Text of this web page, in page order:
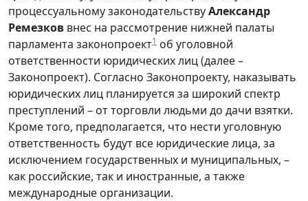
процессуальному законодательствуАлександр
Ремезков внес на рассмотрение нижней палаты
парламента законопроект1 об уголовной
ответственности юридических лиц (далее –
Законопроект). Согласно Законопроекту, наказывать
юридических лиц планируется за широкий спектр
преступлений – от торговли людьми до дачи взятки.
Кроме того, предполагается, что нести уголовную
ответственность будут все юридические лица, за
исключением государственных и муниципальных, –
как российские, так и иностранные, а также
международные организации.